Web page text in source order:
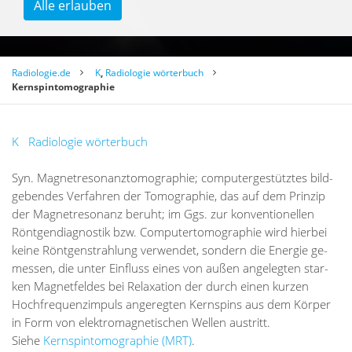
Alle erlauben
Radiologie.de K, Radiologie wörterbuch
Kernspintomographie
K Radiologie wörterbuch
Syn. Ma­gnet­re­so­nanz­to­mo­gra­phie; com­pu­ter­ge­stütz­tes bild­
ge­ben­des Ver­fah­ren der To­mo­gra­phie, das auf dem Prin­zip
der Ma­gnet­re­so­nanz be­ruht; im Ggs. zur kon­ven­tio­nel­len
Rönt­gen­dia­gnos­tik bzw. Com­pu­ter­to­mo­gra­phie wird hier­bei
kei­ne Rönt­gen­strah­lung ver­wen­det, son­dern die En­er­gie ge­
mes­sen, die un­ter Ein­fluss ei­nes von au­ßen an­ge­leg­ten star­
ken Ma­gnet­fel­des bei Re­la­xa­ti­on der durch ei­nen kur­zen
Hoch­fre­quenz­im­puls an­ge­reg­ten Kern­spins aus dem Kör­per
in Form von elek­tro­ma­gne­ti­schen Wel­len aus­tritt.
Sie­he Kernspintomographie (MRT).